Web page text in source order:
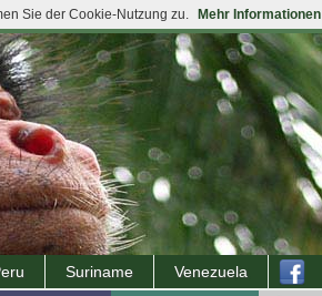
Suriname Venezuela
Sie der Cookie-Nutzung zu. Mehr Informationen